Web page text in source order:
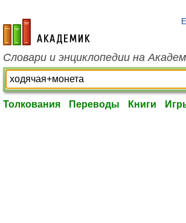
academic.ru
Словари и энциклопедии на
Толкования Переводы Книги